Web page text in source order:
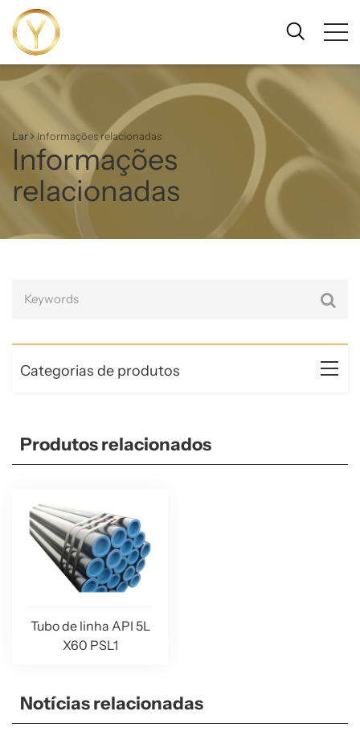
Lar Informações relacionadas
Informações
relacionadas
Categorias de produtos
Produtos relacionados
Tubo de linha API 5L
X60 PSL1
Notícias relacionadas